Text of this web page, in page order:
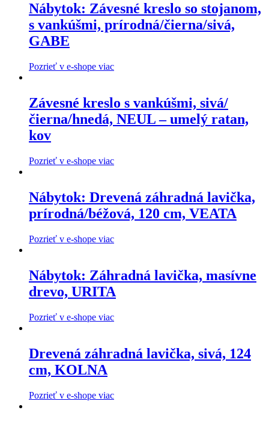
Nábytok: Závesné kreslo so stojanom,
s vankúšmi, prírodná/čierna/sivá,
GABE
Pozrieť v e-shope viac
Závesné kreslo s vankúšmi, sivá/
čierna/hnedá, NEUL – umelý ratan,
kov
Pozrieť v e-shope viac
Nábytok: Drevená záhradná lavička,
prírodná/béžová, 120 cm, VEATA
Pozrieť v e-shope viac
Nábytok: Záhradná lavička, masívne
drevo, URITA
Pozrieť v e-shope viac
Drevená záhradná lavička, sivá, 124
cm, KOLNA
Pozrieť v e-shope viac